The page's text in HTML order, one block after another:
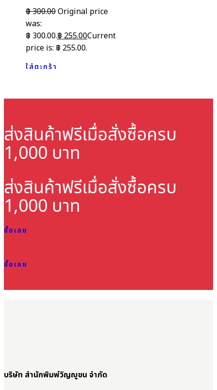
฿300.00Original price
was:
฿ 300.00.฿255.00Current
price is: ฿ 255.00.
ใส่ตะกร้า
ส่งสินค้าฟรีเมื่อสั่งซื้อครบ
1,000 บาท
ส่งสินค้าฟรีเมื่อสั่งซื้อครบ
1,000 บาท
ซื้อเลย
ซื้อเลย
บริษัท สำนักพิมพ์วิญญูชน จำกัด